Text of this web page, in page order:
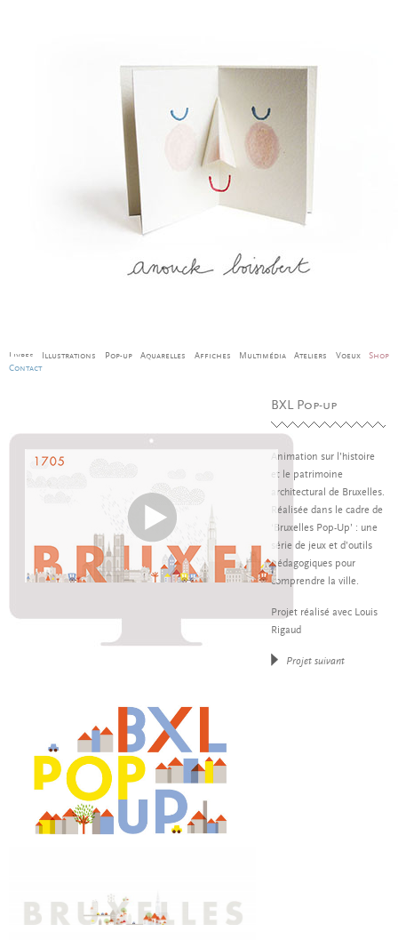
Livres Illustrations Pop-up Aquarelles Affiches Multimédia Ateliers Voeux
Shop
Contact
BXLPop-up
Animation sur l’histoire
et le patrimoine
architectural de Bruxelles.
Réalisée dans le cadre de
‘Bruxelles Pop-Up’ : une
série de jeux et d’outils
pédagogiques pour
comprendre la ville.
Projet réalisé avec Louis
Rigaud
Projet suivant